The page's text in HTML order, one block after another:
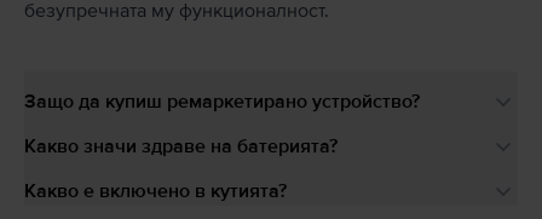
безупречната му функционалност.
Защо да купиш ремаркетирано устройство?
Какво значи здраве на батерията?
Какво е включено в кутията?